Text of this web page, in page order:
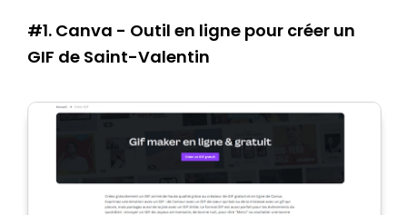
#1. Canva - Outil en ligne pour créer un
GIF de Saint-Valentin